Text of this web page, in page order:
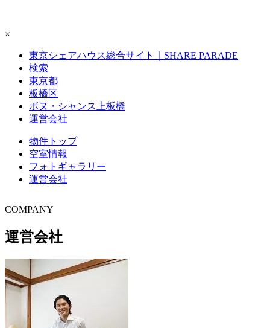
×
東京シェアハウス総合サイト｜SHARE PARADE
検索
東京都
板橋区
ボヌ・シャンス上板橋
運営会社
物件トップ
空室情報
フォト ギャラリー
運営会社
COMPANY
運営会社